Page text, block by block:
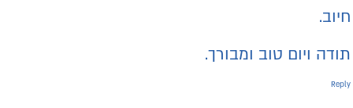
ויום טוב ומבורך.